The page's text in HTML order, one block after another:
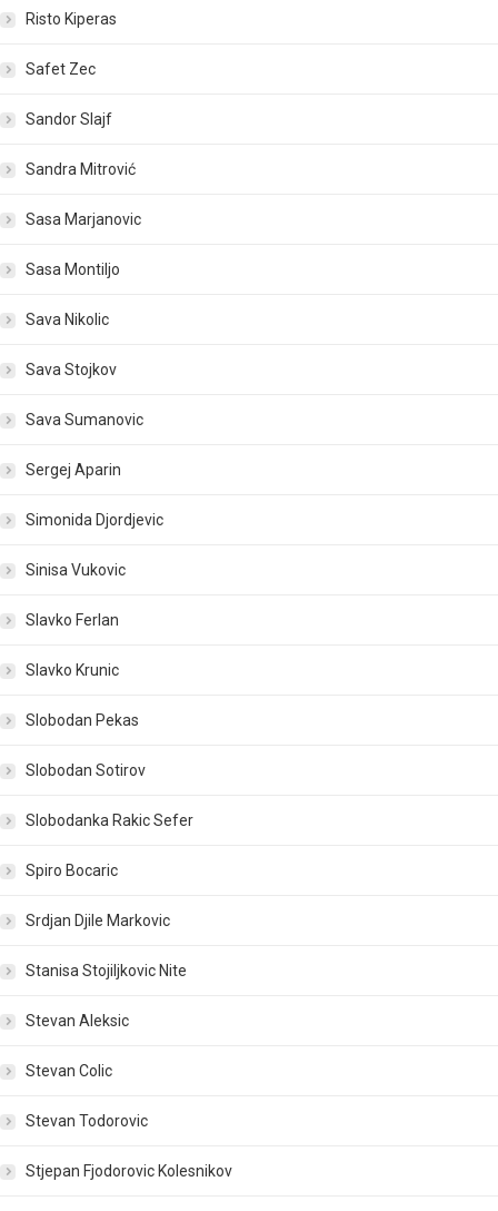
Risto Kiperas
Safet Zec
Sandor Slajf
Sandra Mitrović
Sasa Marjanovic
Sasa Montiljo
Sava Nikolic
Sava Stojkov
Sava Sumanovic
Sergej Aparin
Simonida Djordjevic
Sinisa Vukovic
Slavko Ferlan
Slavko Krunic
Slobodan Pekas
Slobodan Sotirov
Slobodanka Rakic Sefer
Spiro Bocaric
Srdjan Djile Markovic
Stanisa Stojiljkovic Nite
Stevan Aleksic
Stevan Colic
Stevan Todorovic
Stjepan Fjodorovic Kolesnikov